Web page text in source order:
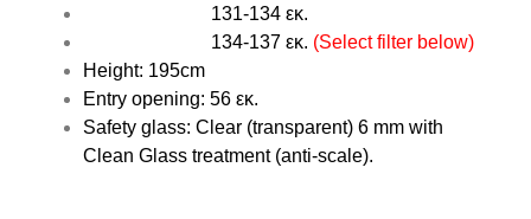
131-134 εκ.
134-137 εκ. (Select filter below)
Height: 195cm
Entry opening: 56 εκ.
Safety glass: Clear (transparent) 6 mm with
Clean Glass treatment (anti-scale).